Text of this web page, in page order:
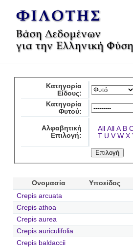
Κατηγορία
Είδους:
Κατηγορία
Φυτού:
Αλφαβητική
Επιλογή:
All All A B
T U V W X
Ονομασία Υποείδος
Crepis arcuata
Crepis athoa
Crepis aurea
Crepis auriculifolia
Crepis baldaccii